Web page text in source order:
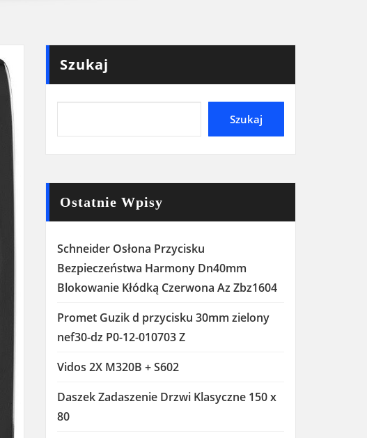
Szukaj
Szukaj
Ostatnie Wpisy
Schneider Osłona Przycisku
Bezpieczeństwa Harmony Dn40mm
Blokowanie Kłódką Czerwona Az Zbz1604
Promet Guzik d przycisku 30mm zielony
nef30-dz P0-12-010703 Z
Vidos 2X M320B + S602
Daszek Zadaszenie Drzwi Klasyczne 150 x
80